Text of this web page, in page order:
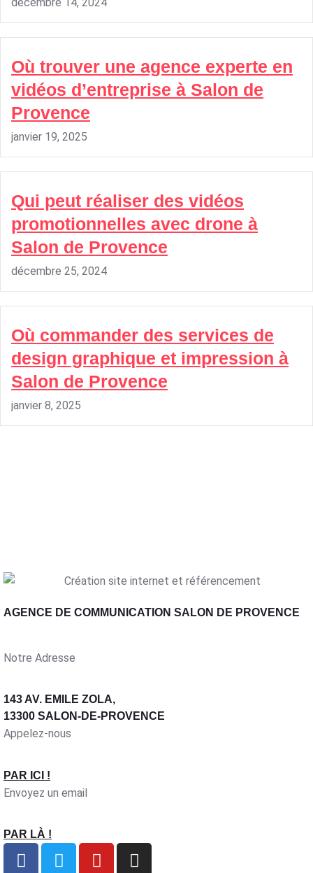
Où trouver une agence experte en
vidéos d’entreprise à Salon de
Provence
janvier 19, 2025
Qui peut réaliser des vidéos
promotionnelles avec drone à
Salon de Provence
décembre 25, 2024
Où commander des services de
design graphique et impression à
Salon de Provence
janvier 8, 2025
AGENCE DE COMMUNICATION SALON DE PROVENCE
Notre Adresse
143 AV. EMILE ZOLA,
13300 SALON-DE-PROVENCE
Appelez-nous
PAR ICI !
Envoyez un email
PAR LÀ !